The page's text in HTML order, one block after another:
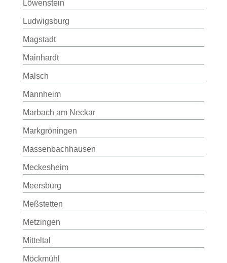
Löwenstein
Ludwigsburg
Magstadt
Mainhardt
Malsch
Mannheim
Marbach am Neckar
Markgröningen
Massenbachhausen
Meckesheim
Meersburg
Meßstetten
Metzingen
Mitteltal
Möckmühl